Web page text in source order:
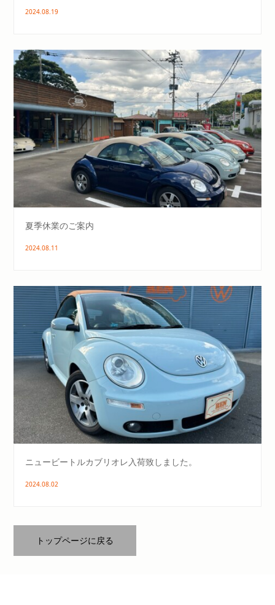
2024.08.19
夏季休業のご案内
2024.08.11
ニュービートルカブリオレ入荷致しました。
2024.08.02
トップページに戻る